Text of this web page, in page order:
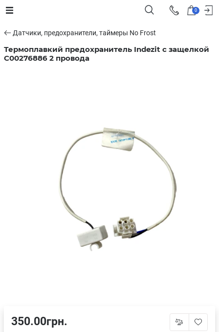
0
Датчики, предохранители, таймеры No Frost
Термоплавкий предохранитель Indezit с защелкой
С00276886 2 провода
350.00грн.